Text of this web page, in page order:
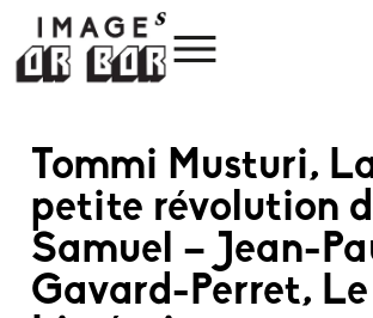
Tommi Musturi,
petite révolution
Samuel – Jean-
Gavard-Perret, Le